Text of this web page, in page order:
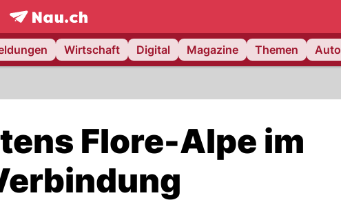
frontpage.NAU.ch
Wirtschaft Digital Magazine Themen Auto
Flore-Alpe im